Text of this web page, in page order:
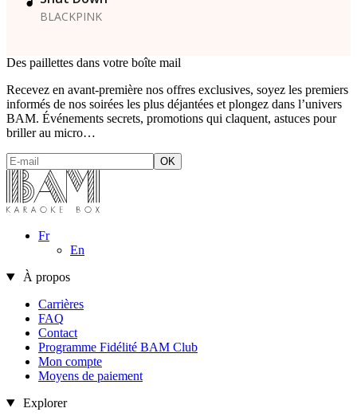
BLACKPINK
Des paillettes dans votre boîte mail
Recevez en avant-première nos offres exclusives, soyez les premiers
informés de nos soirées les plus déjantées et plongez dans l’univers
BAM. Événements secrets, promotions qui claquent, astuces pour
briller au micro…
Fr
En
À propos
Carrières
FAQ
Contact
Programme Fidélité BAM Club
Mon compte
Moyens de paiement
Explorer